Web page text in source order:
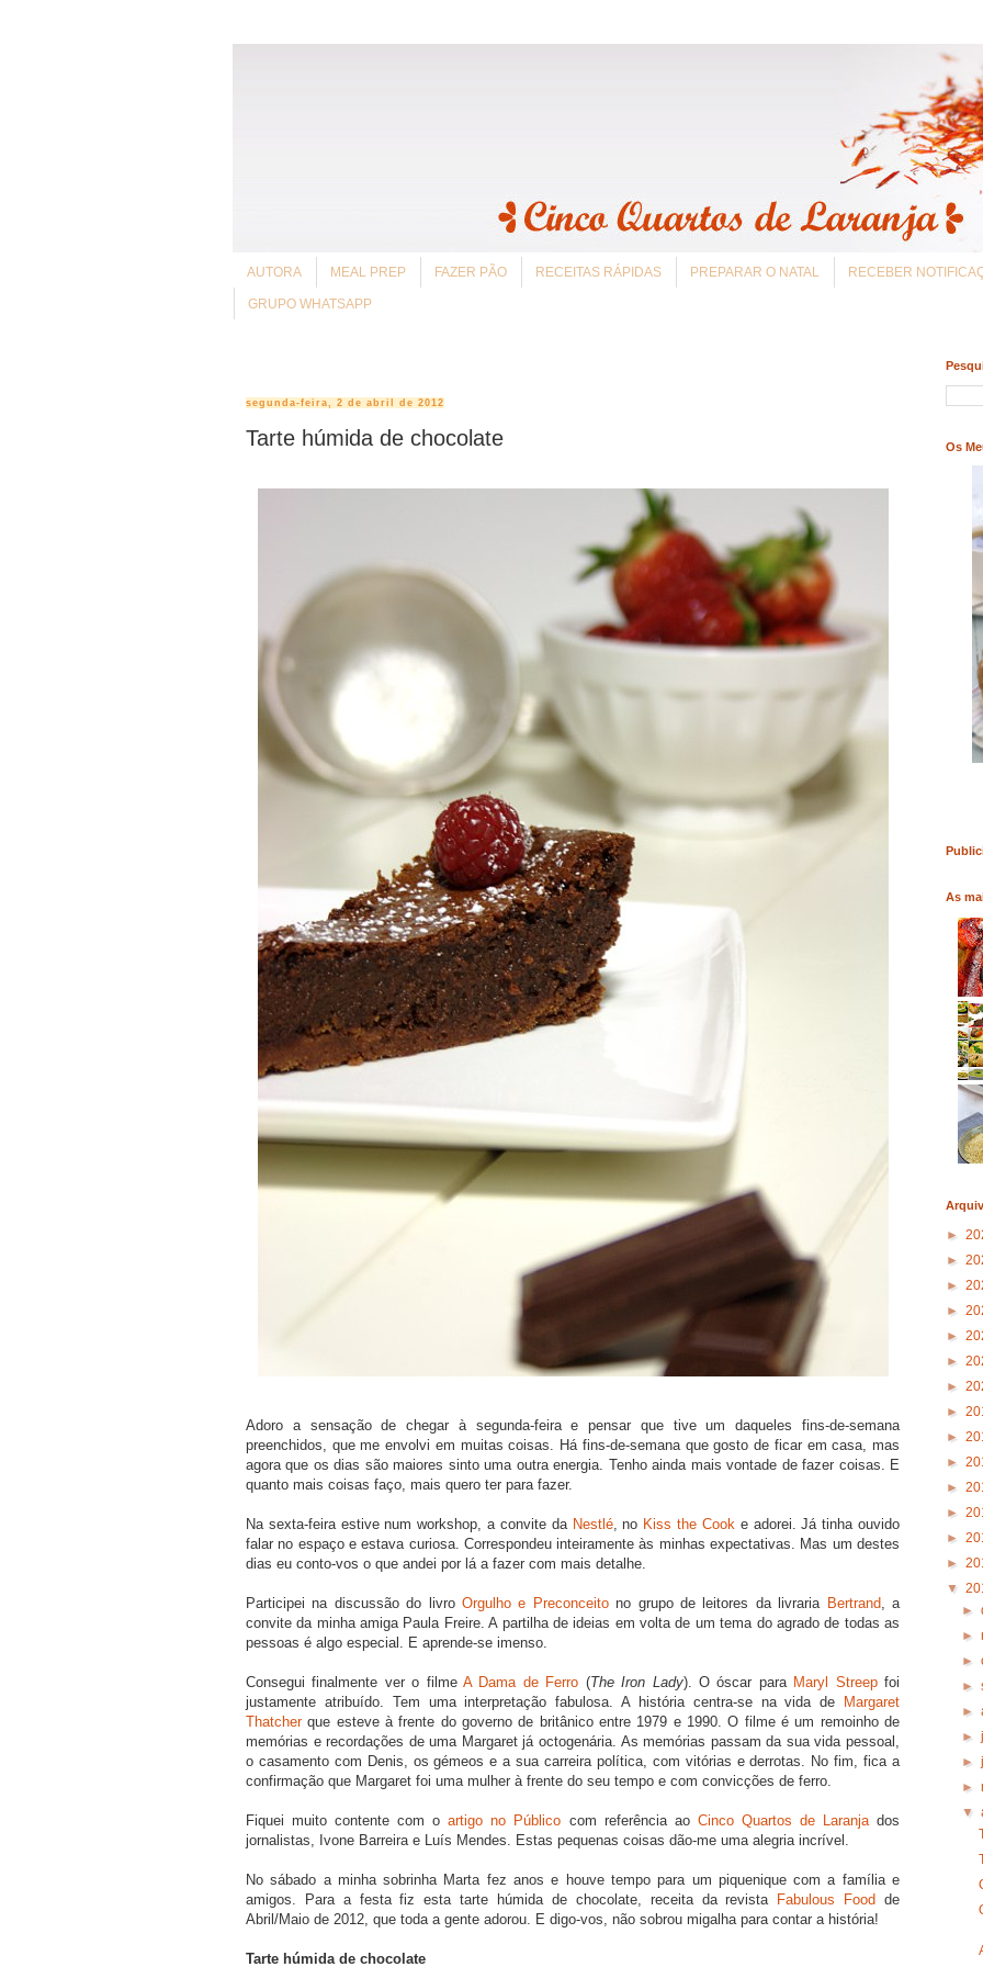
AUTORA MEAL PREP FAZER PÃO RECEITAS RÁPIDAS PREPARAR O NATAL RECEBER
GRUPO WHATSAPP
segunda-feira, 2 de abril de 2012
Tarte húmida de chocolate
Adoro a sensação de chegar à segunda-feira e pensar que tive um daqueles fins-de-semana
preenchidos, que me envolvi em muitas coisas. Há fins-de-semana que gosto de ficar em casa, mas
agora que os dias são maiores sinto uma outra energia. Tenho ainda mais vontade de fazer coisas. E
quanto mais coisas faço, mais quero ter para fazer.
Na sexta-feira estive num workshop, a convite da Nestlé, no Kiss the Cook e adorei. Já tinha ouvido
falar no espaço e estava curiosa. Correspondeu inteiramente às minhas expectativas. Mas um destes
dias eu conto-vos o que andei por lá a fazer com mais detalhe.
Participei na discussão do livro Orgulho e Preconceitono grupo de leitores da livraria Bertrand , a
convite da minha amiga Paula Freire. A partilha de ideias em volta de um tema do agrado de todas as
pessoas é algo especial. E aprende-se imenso.
Consegui finalmente ver o filmeA Dama de Ferro (The Iron Lady). O óscar para Maryl Streepfoi
justamente atribuído. Tem uma interpretação fabulosa. A história centra-se na vida de
Margaret
Thatcherque esteve à frente do governo de britânico entre 1979 e 1990. O filme é um remoinho de
memórias e recordações de uma Margaret já octogenária. As memórias passam da sua vida pessoal,
o casamento com Denis, os gémeos e a sua carreira política, com vitórias e derrotas. No fim, fica a
confirmação que Margaret foi uma mulher à frente do seu tempo e com convicções de ferro.
Fiquei muito contente com oartigo no Público com referência ao Cinco Quartos de Laranjados
jornalistas, Ivone Barreira e Luís Mendes. Estas pequenas coisas dão-me uma alegria incrível.
No sábado a minha sobrinha Marta fez anos e houve tempo para um piquenique com a família e
amigos. Para a festa fiz esta tarte húmida de chocolate, receita da revista
Fabulous Food de
Abril/Maio de 2012, que toda a gente adorou. E digo-vos, não sobrou migalha para contar a história!
Tarte húmida de chocolate
Os
COMPRAR LIVRO COMPRAR LIVRO
As
►
►
►
►
►
►
►
►
►
►
►
►
►
►
▼
►
►
►
►
►
►
►
►
▼